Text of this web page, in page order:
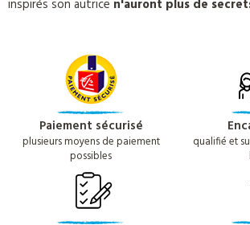
inspirés son autrice n'auront plus de
Paiement sécurisé
plusieurs moyens de paiement
possibles
qualifié et